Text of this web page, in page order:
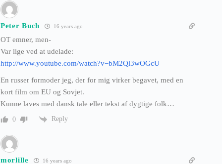
Peter Buch 16 years ago
OT emner, men-
Var lige ved at udelade:
http://www.youtube.com/watch?v=bM2Ql3wOGcU
En russer formoder jeg, der for mig virker begavet, med en
kort film om EU og Sovjet.
Kunne laves med dansk tale eller tekst af dygtige folk…
0 Reply
morlille 16 years ago